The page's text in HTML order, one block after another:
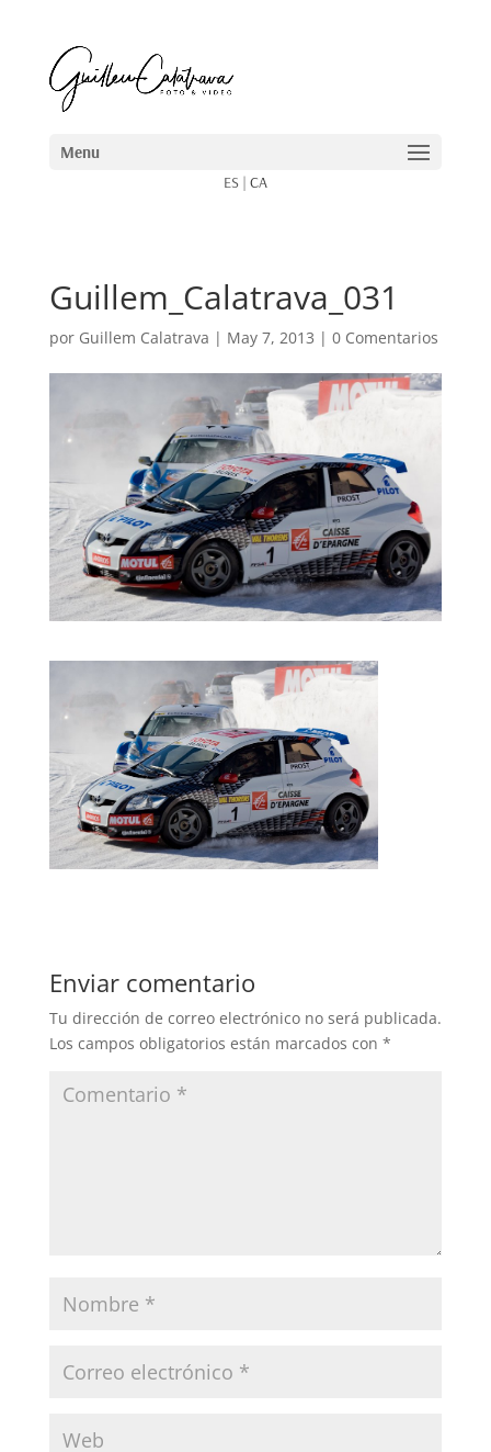
ES| CA
Guillem_Calatrava_031
por Guillem Calatrava | May 7, 2013 | 0 Comentarios
Enviar comentario
Tu dirección de correo electrónico no será publicada.
Los campos obligatorios están marcados con *